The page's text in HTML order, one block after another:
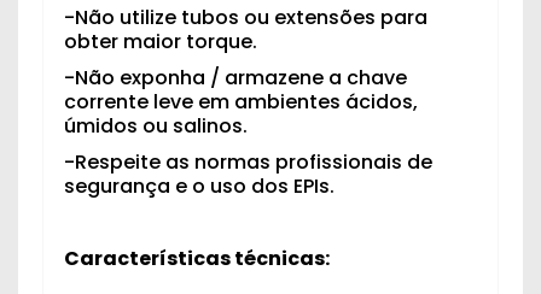
-Não utilize tubos ou extensões para
obter maior torque.
-Não exponha / armazene a chave
corrente leve em ambientes ácidos,
úmidos ou salinos.
-Respeite as normas profissionais de
segurança e o uso dos EPIs.
Características técnicas: